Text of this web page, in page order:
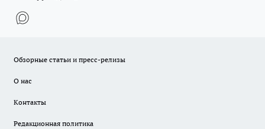
Обзорные статьи и пресс-релизы
О нас
Контакты
Редакционная политика